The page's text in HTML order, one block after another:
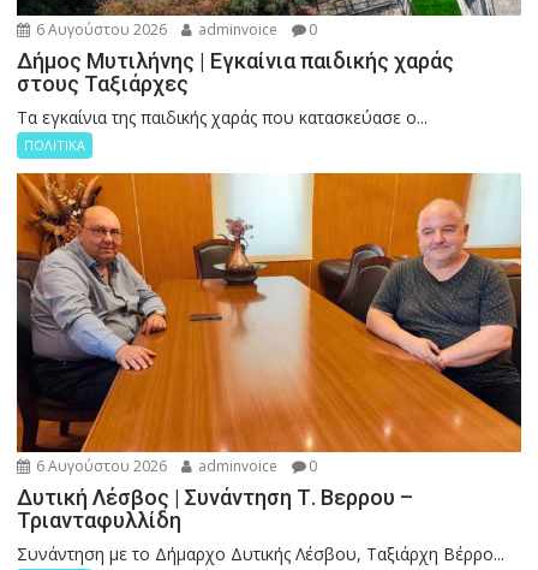
6 Αυγούστου 2026 adminvoice 0
Δήμος Μυτιλήνης | Εγκαίνια παιδικής χαράς
στους Ταξιάρχες
Tα εγκαίνια της παιδικής χαράς που κατασκεύασε ο...
ΠΟΛΙΤΙΚΑ
6 Αυγούστου 2026 adminvoice 0
Δυτική Λέσβος | Συνάντηση Τ. Βερρου –
Τριανταφυλλίδη
Συνάντηση με το Δήμαρχο Δυτικής Λέσβου, Ταξιάρχη Βέρρο...